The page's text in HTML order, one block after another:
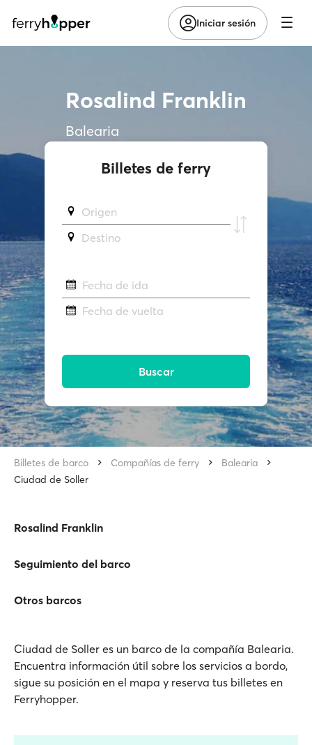
Iniciar sesión
Rosalind Franklin
Balearia
Billetes de ferry
Origen
Destino
Fecha de ida
Fecha de vuelta
Buscar
Billetes de barco Compañías de ferry
Balearia
Ciudad de Soller
Rosalind Franklin
Seguimiento del barco
Otros barcos
Ciudad de Soller es un barco de la compañía Balearia.
Encuentra información útil sobre los servicios a bordo,
sigue su posición en el mapa y reserva tus billetes en
Ferryhopper.